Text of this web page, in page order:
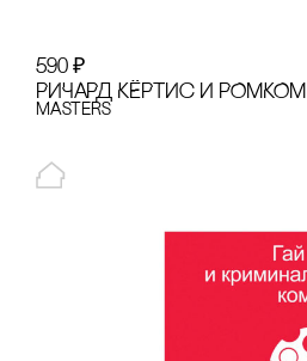
590 ₽
РИЧАРД КЁРТИс И РОМКОМ
Masters